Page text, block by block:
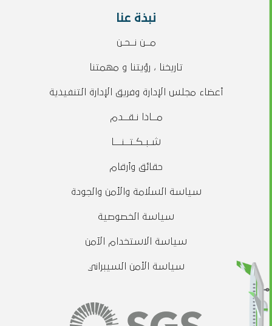
نبذة عنا
مــن نــحـن
تاريخنا ، رؤيتنا و مهمتنا
أعضاء مجلس الإدارة وفريق الإدارة التنفيذية
مــاذا نـقــدم
شـبـكـتــنـــا
حقائق وأرقام
سياسة السلامة والأمن والجودة
سياسة الخصوصية
سياسة الاستخدام الآمن
سياسة الأمن السيبراني